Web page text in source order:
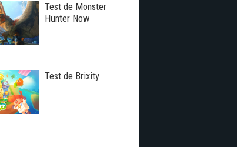
Test de Monster
Hunter Now
Test de Brixity